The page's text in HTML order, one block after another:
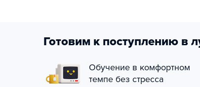
Готовим к поступлению в
Обучение в комфортном
темпе без стресса